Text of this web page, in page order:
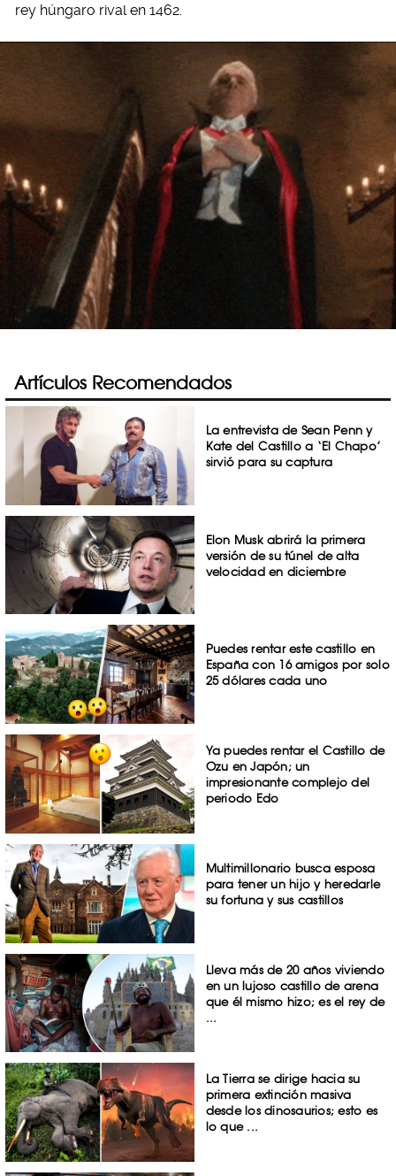
rey húngaro rival en 1462.
Artículos Recomendados
La entrevista de Sean Penn y
Kate del Castillo a ‘El Chapo’
sirvió para su captura
Elon Musk abrirá la primera
versión de su túnel de alta
velocidad en diciembre
Puedes rentar este castillo en
España con 16 amigos por solo
25 dólares cada uno
Ya puedes rentar el Castillo de
Ozu en Japón; un
impresionante complejo del
periodo Edo
Multimillonario busca esposa
para tener un hijo y heredarle
su fortuna y sus castillos
Lleva más de 20 años viviendo
en un lujoso castillo de arena
que él mismo hizo; es el rey de
...
La Tierra se dirige hacia su
primera extinción masiva
desde los dinosaurios; esto es
lo que ...